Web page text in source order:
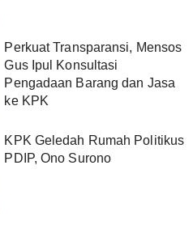
Perkuat Transparansi, Mensos
Gus Ipul Konsultasi
Pengadaan Barang dan Jasa
ke KPK
KPK Geledah Rumah Politikus
PDIP, Ono Surono